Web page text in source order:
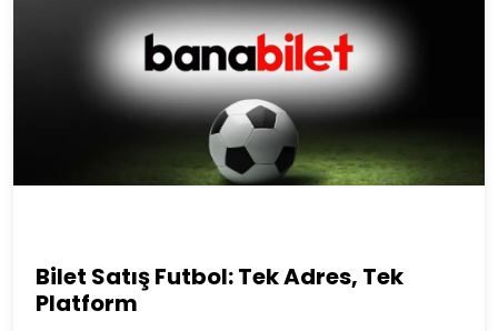
Bilet Satış Futbol: Tek Adres, Tek
Platform